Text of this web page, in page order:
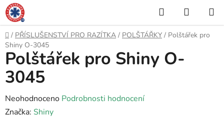
Přejít
na
obsah
Hledat
KOŠÍK
Domů
/ PŘÍSLUŠENSTVÍ PRO RAZÍTKA / POLŠTÁŘKY / Polštářek pro
Shiny O-3045
Polštářek pro Shiny O-
3045
Průměrné
hodnocení
Neohodnoceno Podrobnosti hodnocení
Značka: Shiny